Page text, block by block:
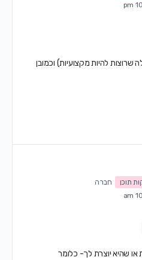
שרוצות להיות מקצועיות) וכמובן
תוכן
חברה
שהיא יוצרת לך- כלומר